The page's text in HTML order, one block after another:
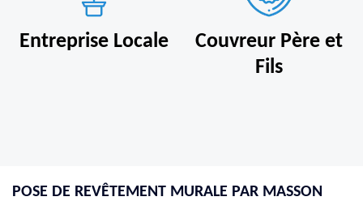
Entreprise Locale
Couvreur Père et
Fils
POSE DE REVÊTEMENT MURALE PAR MASSON